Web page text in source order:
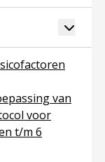
10 BijlagenToggle
op basis van
van
voor
t/m 6
voor de JGZ